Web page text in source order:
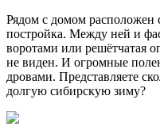
Рядом с домом расположен
постройка. Между ней и
воротами или решётчатая
не виден. И огромные
дровами. Представляете
долгую сибирскую зиму?